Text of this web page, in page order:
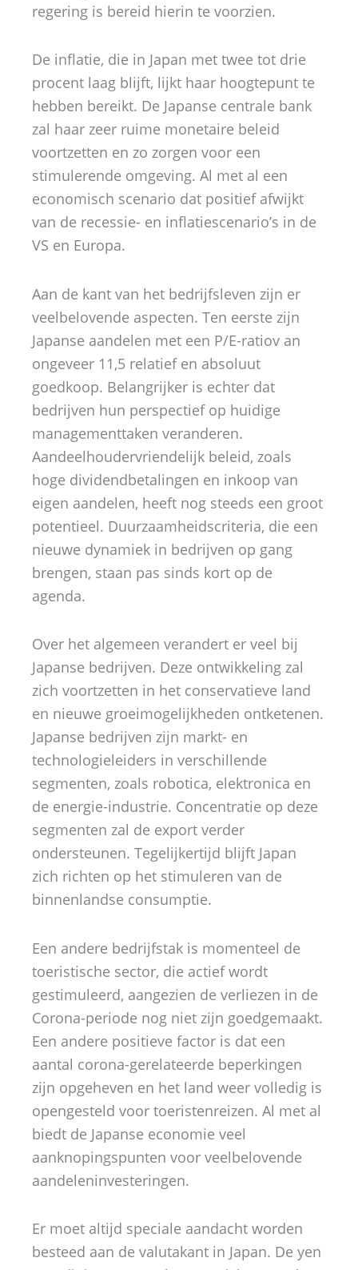
regering is bereid hierin te voorzien.
De inflatie, die in Japan met twee tot drie
procent laag blijft, lijkt haar hoogtepunt te
hebben bereikt. De Japanse centrale bank
zal haar zeer ruime monetaire beleid
voortzetten en zo zorgen voor een
stimulerende omgeving. Al met al een
economisch scenario dat positief afwijkt
van de recessie- en inflatiescenario’s in de
VS en Europa.
Aan de kant van het bedrijfsleven zijn er
veelbelovende aspecten. Ten eerste zijn
Japanse aandelen met een P/E-ratiov an
ongeveer 11,5 relatief en absoluut
goedkoop. Belangrijker is echter dat
bedrijven hun perspectief op huidige
managementtaken veranderen.
Aandeelhoudervriendelijk beleid, zoals
hoge dividendbetalingen en inkoop van
eigen aandelen, heeft nog steeds een groot
potentieel. Duurzaamheidscriteria, die een
nieuwe dynamiek in bedrijven op gang
brengen, staan ​​pas sinds kort op de
agenda.
Over het algemeen verandert er veel bij
Japanse bedrijven. Deze ontwikkeling zal
zich voortzetten in het conservatieve land
en nieuwe groeimogelijkheden ontketenen.
Japanse bedrijven zijn markt- en
technologieleiders in verschillende
segmenten, zoals robotica, elektronica en
de energie-industrie. Concentratie op deze
segmenten zal de export verder
ondersteunen. Tegelijkertijd blijft Japan
zich richten op het stimuleren van de
binnenlandse consumptie.
Een andere bedrijfstak is momenteel de
toeristische sector, die actief wordt
gestimuleerd, aangezien de verliezen in de
Corona-periode nog niet zijn goedgemaakt.
Een andere positieve factor is dat een
aantal corona-gerelateerde beperkingen
zijn opgeheven en het land weer volledig is
opengesteld voor toeristenreizen. Al met al
biedt de Japanse economie veel
aanknopingspunten voor veelbelovende
aandeleninvesteringen.
Er moet altijd speciale aandacht worden
besteed aan de valutakant in Japan. De yen